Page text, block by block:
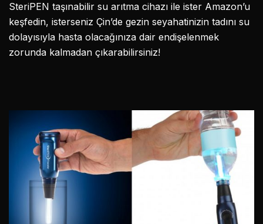
SteriPEN taşınabilir su arıtma cihazı ile ister Amazon’u
keşfedin, isterseniz Çin’de gezin seyahatinizin tadını su
dolayısıyla hasta olacağınıza dair endişelenmek
zorunda kalmadan çıkarabilirsiniz!